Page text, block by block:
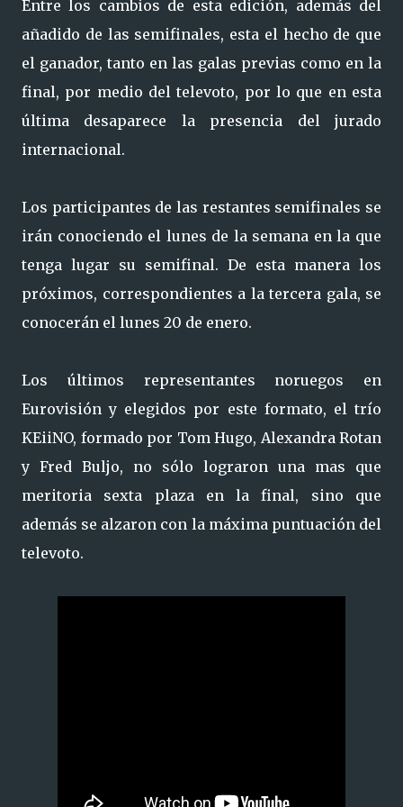
Entre los cambios de esta edición, además del
añadido de las semifinales, esta el hecho de que
el ganador, tanto en las galas previas como en la
final, por medio del televoto, por lo que en esta
última desaparece la presencia del jurado
internacional.
Los participantes de las restantes semifinales se
irán conociendo el lunes de la semana en la que
tenga lugar su semifinal. De esta manera los
próximos, correspondientes a la tercera gala, se
conocerán el lunes 20 de enero.
Los últimos representantes noruegos en
Eurovisión y elegidos por este formato, el trío
KEiiNO, formado por Tom Hugo, Alexandra Rotan
y Fred Buljo, no sólo lograron una mas que
meritoria sexta plaza en la final, sino que
además se alzaron con la máxima puntuación del
televoto.